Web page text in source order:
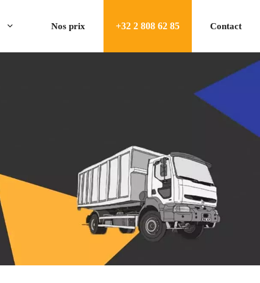
Nos prix +32 2 808 62 85 Contact